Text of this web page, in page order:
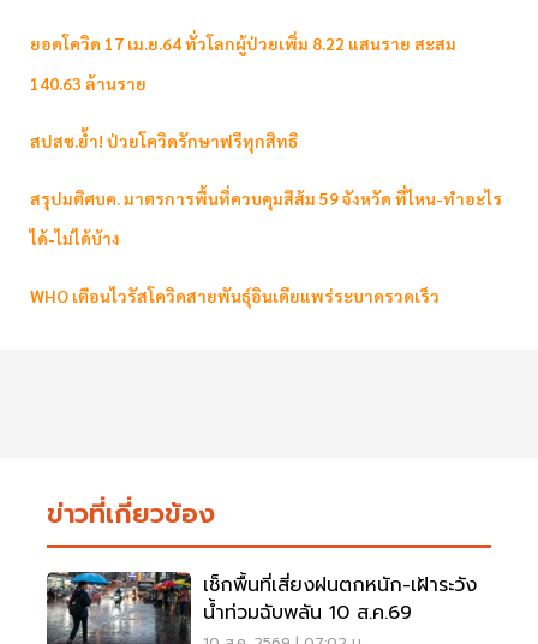
ยอดโควิด 17 เม.ย.64 ทั่วโลกผู้ป่วยเพิ่ม 8.22 แสนราย สะสม
140.63 ล้านราย
สปสช.ย้ำ! ป่วยโควิดรักษาฟรีทุกสิทธิ
สรุปมติศบค. มาตรการพื้นที่ควบคุมสีส้ม 59 จังหวัด ที่ไหน-ทำอะไร
ได้-ไม่ได้บ้าง
WHO เตือนไวรัสโควิดสายพันธุ์อินเดียแพร่ระบาดรวดเร็ว
ข่าวที่เกี่ยวข้อง
เช็กพื้นที่เสี่ยงฝนตกหนัก-เฝ้าระวัง
น้ำท่วมฉับพลัน 10 ส.ค.69